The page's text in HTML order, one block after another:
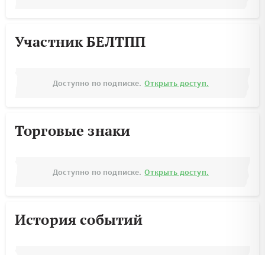
Участник БЕЛТПП
Доступно по подписке. Открыть доступ.
Торговые знаки
Доступно по подписке. Открыть доступ.
История событий